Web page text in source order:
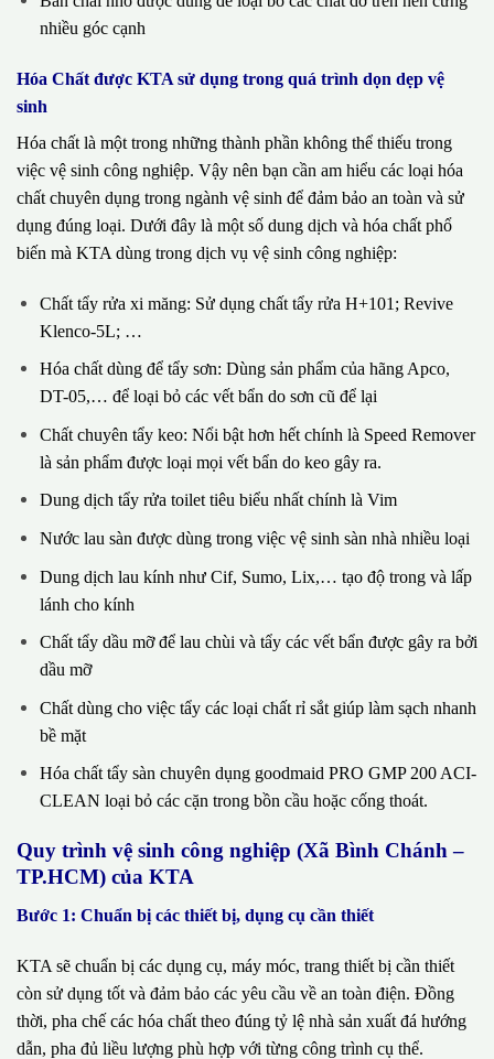
nhiều góc cạnh
Hóa Chất được KTA sử dụng trong quá trình dọn dẹp vệ
sinh
Hóa chất là một trong những thành phần không thể thiếu trong
việc vệ sinh công nghiệp. Vậy nên bạn cần am hiểu các loại hóa
chất chuyên dụng trong ngành vệ sinh để đảm bảo an toàn và sử
dụng đúng loại. Dưới đây là một số dung dịch và hóa chất phổ
biến mà KTA dùng trong dịch vụ vệ sinh công nghiệp:
Chất tẩy rửa xi măng: Sử dụng chất tẩy rửa H+101; Revive
Klenco-5L; …
Hóa chất dùng để tẩy sơn: Dùng sản phẩm của hãng Apco,
DT-05,… để loại bỏ các vết bẩn do sơn cũ để lại
Chất chuyên tẩy keo: Nổi bật hơn hết chính là Speed Remover
là sản phẩm được loại mọi vết bẩn do keo gây ra.
Dung dịch tẩy rửa toilet tiêu biểu nhất chính là Vim
Nước lau sàn được dùng trong việc vệ sinh sàn nhà nhiều loại
Dung dịch lau kính như Cif, Sumo, Lix,… tạo độ trong và lấp
lánh cho kính
Chất tẩy dầu mỡ để lau chùi và tẩy các vết bẩn được gây ra bởi
dầu mỡ
Chất dùng cho việc tẩy các loại chất rỉ sắt giúp làm sạch nhanh
bề mặt
Hóa chất tẩy sàn chuyên dụng goodmaid PRO GMP 200 ACI-
CLEAN loại bỏ các cặn trong bồn cầu hoặc cống thoát.
Quy trình vệ sinh công nghiệp (Xã Bình Chánh –
TP.HCM) của KTA
Bước 1: Chuẩn bị các thiết bị, dụng cụ cần thiết
KTA sẽ chuẩn bị các dụng cụ, máy móc, trang thiết bị cần thiết
còn sử dụng tốt và đảm bảo các yêu cầu về an toàn điện. Đồng
thời, pha chế các hóa chất theo đúng tỷ lệ nhà sản xuất đá hướng
dẫn, pha đủ liều lượng phù hợp với từng công trình cụ thể.